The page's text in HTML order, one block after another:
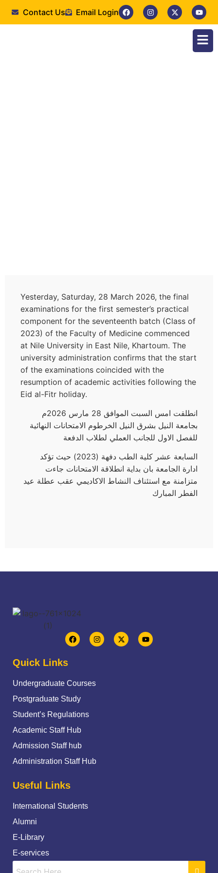
Contact Us Email Login
Yesterday, Saturday, 28 March 2026, the final
examinations for the first semester’s practical
component for the seventeenth batch (Class of
2023) of the Faculty of Medicine commenced
at Nile University in East Nile, Khartoum. The
university administration confirms that the start
of the examinations coincided with the
resumption of academic activities following the
Eid al-Fitr holiday.
انطلقت امس السبت الموافق 28 مارس 2026م
بجامعة النيل بشرق النيل الخرطوم الامتحانات النهائية
للفصل الاول للجانب العملي لطلاب الدفعة
ادارة الجامعة بان بداية انطلاقة الامتحانات جاءت
متزامنة مع استئناف النشاط الاكاديمي عقب عطلة عيد
الفطر المبارك
Quick Links
Undergraduate Courses
Postgraduate Study
Student’s Regulations
Academic Staff Hub
Admission Staff hub
Administration Staff Hub
Useful Links
International Students
Alumni
E-Library
E-services